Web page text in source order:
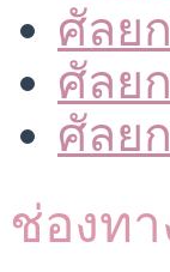
ศัลย
ศัลย
ศัลย
ช่องท